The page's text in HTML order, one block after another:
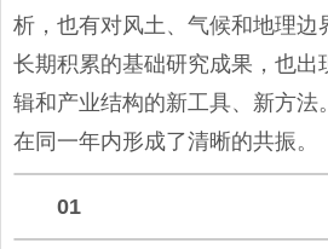
析，也有对风土、气候和地理边
长期积累的基础研究成果，也出
辑和产业结构的新工具、新方法
在同一年内形成了清晰的共振。
01